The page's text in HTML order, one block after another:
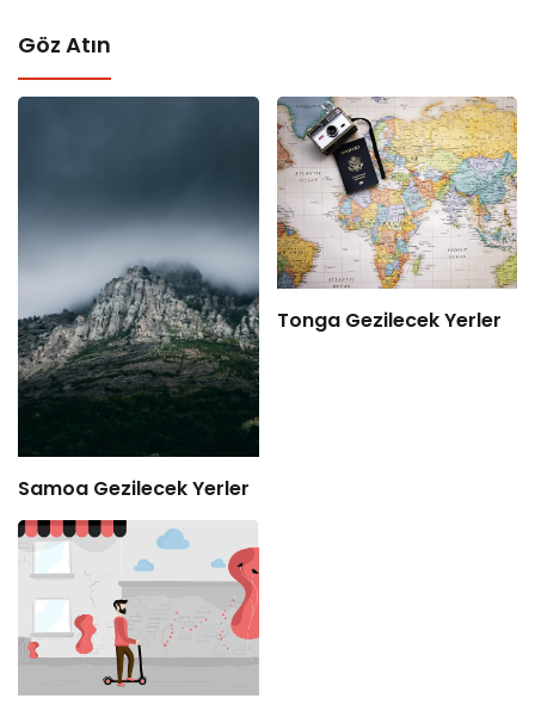
Göz Atın
Samoa Gezilecek Yerler
Tonga Gezilecek Yerler